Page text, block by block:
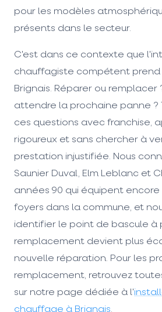
pour les modèles
présents dans le secteur.
C'est dans ce contexte que
chauffagiste compétent prend
Brignais. Réparer ou remplacer
attendre la prochaine panne ?
ces questions avec franchise,
rigoureux et sans chercher à
prestation injustifiée. Nous
Saunier Duval, Elm Leblanc et
années 90 qui équipent
foyers dans la commune, et
identifier le point de bascule à
remplacement devient plus
nouvelle réparation. Pour les
remplacement, retrouvez
sur notre page dédiée à l'
chauffage à Brignais.